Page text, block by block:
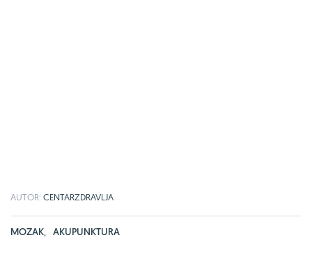
AUTOR: CENTARZDRAVLJA
MOZAK, AKUPUNKTURA